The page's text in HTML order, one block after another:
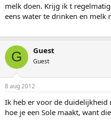
melk doen. Krijg ik t
eens water te drinken en melk
G Guest
Guest
8 aug 2012
Ik heb er voor de
hoe je een Sole maakt, want